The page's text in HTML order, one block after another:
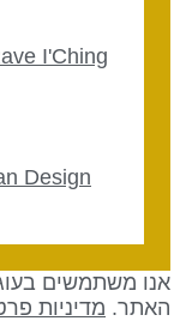
I'Ching
Design
משתמשים
מדיניות